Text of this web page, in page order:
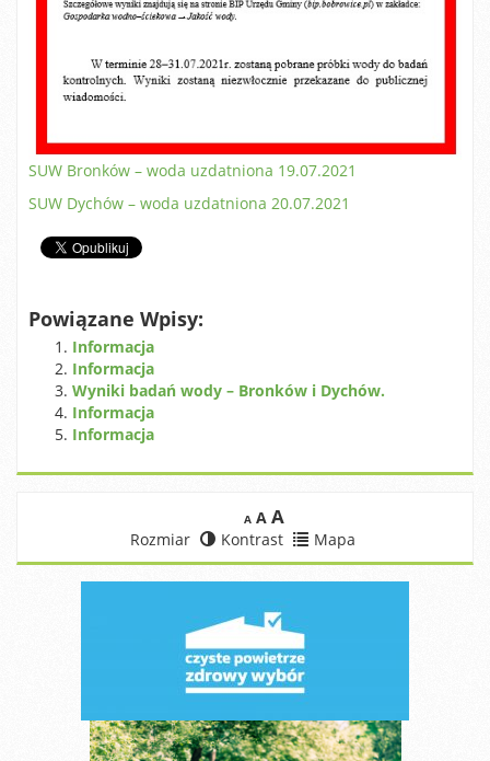
SUW Bronków – woda uzdatniona 19.07.2021
SUW Dychów – woda uzdatniona 20.07.2021
Powiązane Wpisy:
Informacja
Informacja
Wyniki badań wody – Bronków i Dychów.
Informacja
Informacja
A A A
Rozmiar Kontrast Mapa